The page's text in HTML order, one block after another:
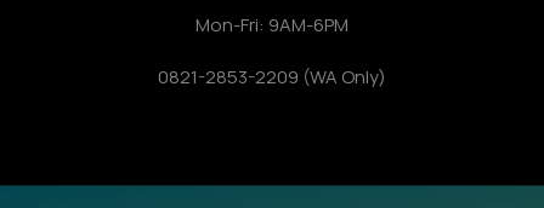
Mon-Fri: 9AM-6PM
0821-2853-2209 (WA Only)